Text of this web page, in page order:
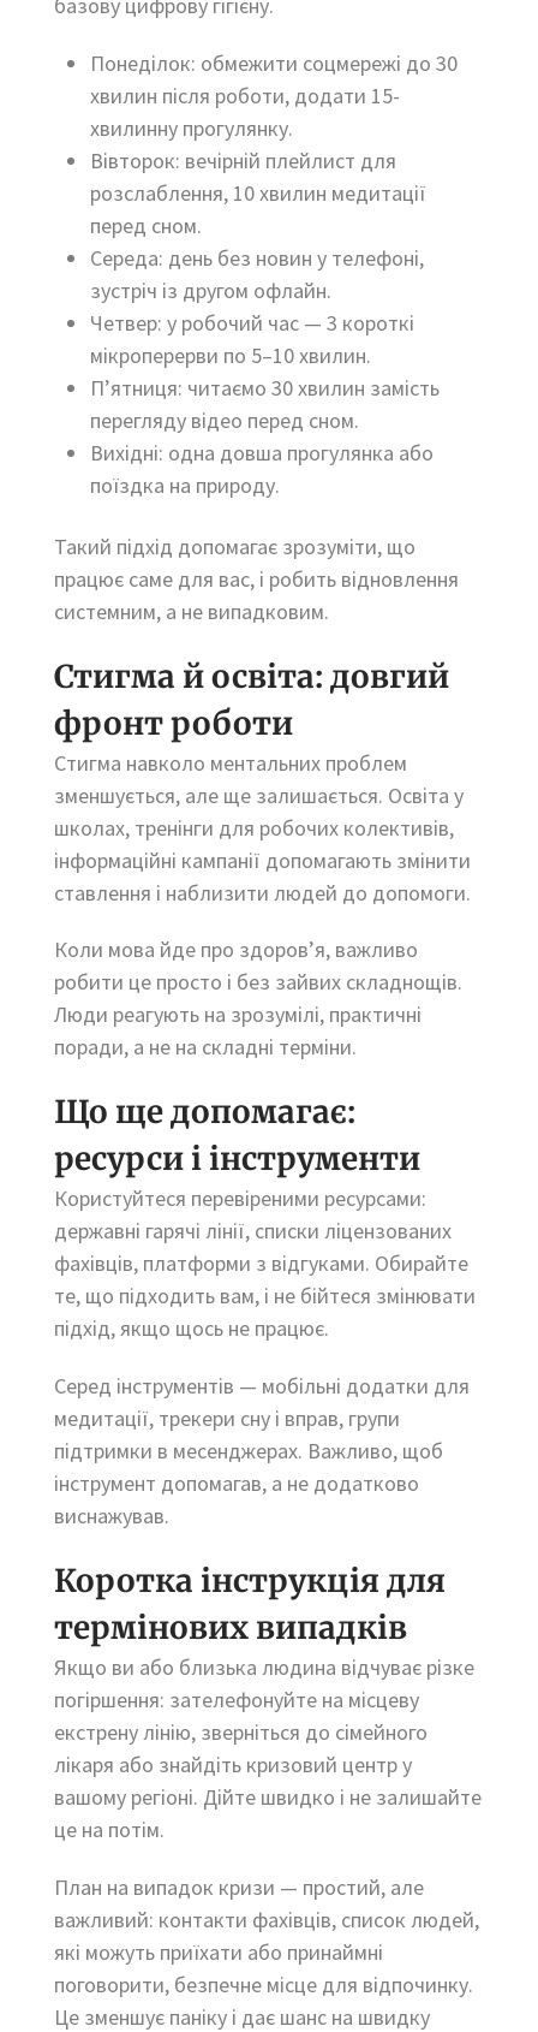
Понеділок: обмежити соцмережі до 30
хвилин після роботи, додати 15-
хвилинну прогулянку.
Вівторок: вечірній плейлист для
розслаблення, 10 хвилин медитації
перед сном.
Середа: день без новин у телефоні,
зустріч із другом офлайн.
Четвер: у робочий час — 3 короткі
мікроперерви по 5–10 хвилин.
П’ятниця: читаємо 30 хвилин замість
перегляду відео перед сном.
Вихідні: одна довша прогулянка або
поїздка на природу.
Такий підхід допомагає зрозуміти, що
працює саме для вас, і робить відновлення
системним, а не випадковим.
Стигма й освіта: довгий
фронт роботи
Стигма навколо ментальних проблем
зменшується, але ще залишається. Освіта у
школах, тренінги для робочих колективів,
інформаційні кампанії допомагають змінити
ставлення і наблизити людей до допомоги.
Коли мова йде про здоров’я, важливо
робити це просто і без зайвих складнощів.
Люди реагують на зрозумілі, практичні
поради, а не на складні терміни.
Що ще допомагає:
ресурси і інструменти
Користуйтеся перевіреними ресурсами:
державні гарячі лінії, списки ліцензованих
фахівців, платформи з відгуками. Обирайте
те, що підходить вам, і не бійтеся змінювати
підхід, якщо щось не працює.
Серед інструментів — мобільні додатки для
медитації, трекери сну і вправ, групи
підтримки в месенджерах. Важливо, щоб
інструмент допомагав, а не додатково
виснажував.
Коротка інструкція для
термінових випадків
Якщо ви або близька людина відчуває різке
погіршення: зателефонуйте на місцеву
екстрену лінію, зверніться до сімейного
лікаря або знайдіть кризовий центр у
вашому регіоні. Дійте швидко і не залишайте
це на потім.
План на випадок кризи — простий, але
важливий: контакти фахівців, список людей,
які можуть приїхати або принаймні
поговорити, безпечне місце для відпочинку.
Це зменшує паніку і дає шанс на швидку